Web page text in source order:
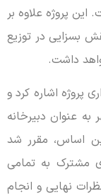
پروژه علاوه بر
بسزایی در توزیع
داشت.
پروژه اشاره کرد و
عنوان دبیرخانه
اساس، مقرر شد
مشترک به تمامی
نهایی و انجام